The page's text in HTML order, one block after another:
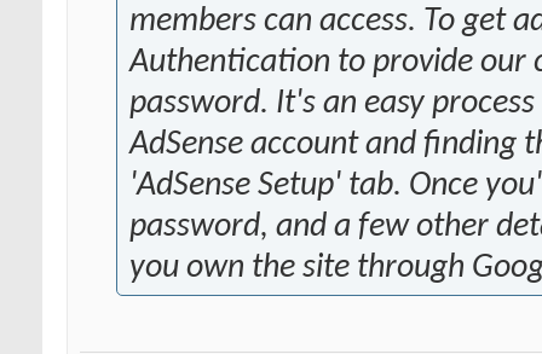
members can access. To get
Authentication to provide our
password. It's an easy
AdSense account and finding
'AdSense Setup' tab. Once
password, and a few other
you own the site through